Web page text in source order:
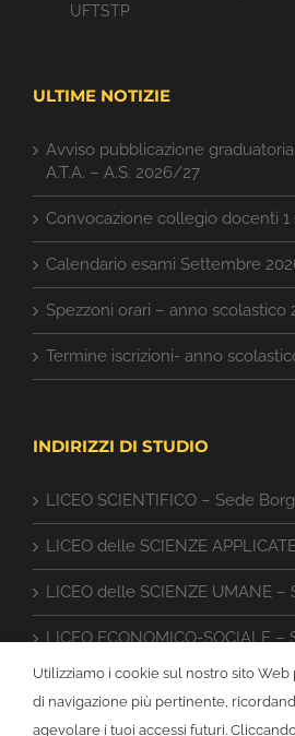
UFTSTP
ULTIME NOTIZIE
Avviso pubblicazione
A.T.A. – A.S. 2026/27
Convocazione collegio docenti
Calendario esami Settembre
Spezzoni orari – anno scolastico
Termine iscrizioni- anno
INDIRIZZI DI STUDIO
LICEO SCIENTIFICO – Sede
LICEO delle SCIENZE
LICEO delle SCIENZE UMANE –
LICEO ECONOMICO-SOCIALE –
ISTITUTO TECNICO CAT – Sede
Utilizziamo i cookie sul nostro sito
di navigazione più pertinente,
agevolare i tuoi accessi futuri.